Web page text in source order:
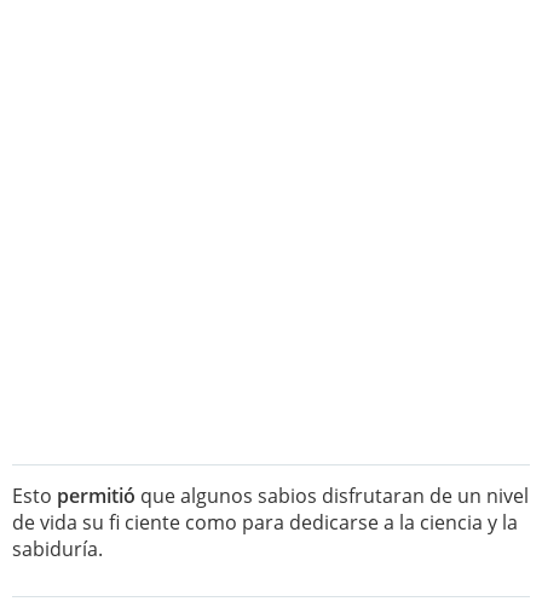
Esto permitió que algunos sabios disfrutaran de un nivel
de vida su fi ciente como para dedicarse a la ciencia y la
sabiduría.